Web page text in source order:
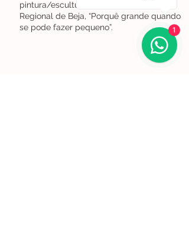
pintura/escultura realizou-se no Museu
Regional de Beja, “Porquê grande quando
se pode fazer pequeno”.
1